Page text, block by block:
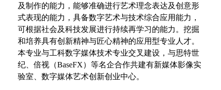
及制作的能力，能够准确进行艺术理念表达及创意形
式表现的能力，具备数字艺术与技术综合应用能力，
可根据社会及科技发展进行持续再学习的能力。挖掘
和培养具有创新精神与匠心精神的应用型专业人才。
本专业与工科数字媒体技术专业交叉建设，与思特世
纪、 倍视（BaseFX） 等名企合作共建有新媒体影像实
验室、数字媒体艺术创新创业中心。